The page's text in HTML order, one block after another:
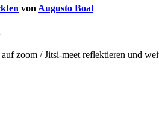
von Augusto Boal
zoom / Jitsi-meet reflektieren und